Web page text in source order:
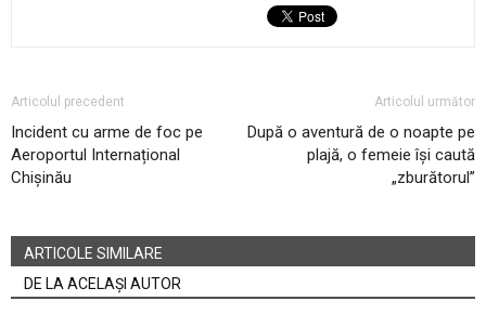
Articolul precedent
Incident cu arme de foc pe
Aeroportul Internațional
Chișinău
Articolul următor
După o aventură de o noapte pe
plajă, o femeie își caută
„zburătorul”
ARTICOLE SIMILARE
DE LA ACELAȘI AUTOR